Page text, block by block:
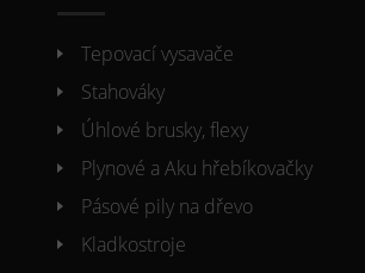
Tepovací vysavače
Stahováky
Úhlové brusky, flexy
Plynové a Aku hřebíkovačky
Pásové pily na dřevo
Kladkostroje